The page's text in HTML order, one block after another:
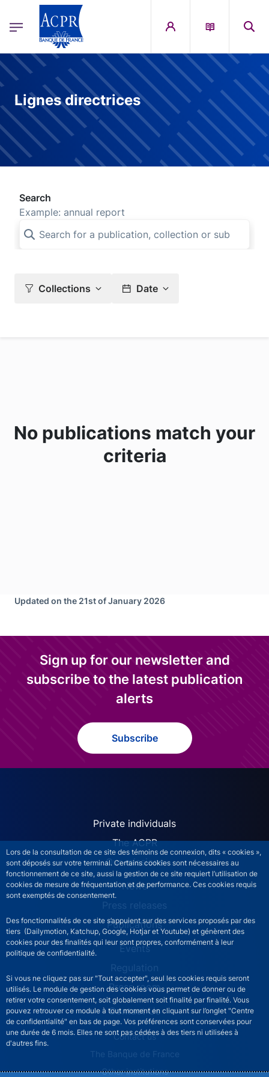
Lors de la consultation de ce site des témoins de connexion, dits « cookies »,
sont déposés sur votre terminal. Certains cookies sont nécessaires au
fonctionnement de ce site, aussi la gestion de ce site requiert l’utilisation de
cookies de mesure de fréquentation et de performance. Ces cookies requis
sont exemptés de consentement.
Des fonctionnalités de ce site s’appuient sur des services proposés par des
tiers (Dailymotion, Katchup, Google, Hotjar et Youtube) et génèrent des
cookies pour des finalités qui leur sont propres, conformément à leur
politique de confidentialité.
Si vous ne cliquez pas sur "Tout accepter", seul les cookies requis seront
utilisés. Le module de gestion des cookies vous permet de donner ou de
retirer votre consentement, soit globalement soit finalité par finalité. Vous
pouvez retrouver ce module à tout moment en cliquant sur l’onglet "Centre
de confidentialité" en bas de page. Vos préférences sont conservées pour
une durée de 6 mois. Elles ne sont pas cédées à des tiers ni utilisées à
d'autres fins.
ACPR Menu Principal (English)
Lignes directrices
Search
Example: annual report
Collections Date
No publications match your
criteria
Updated on the 21st of January 2026
Sign up for our newsletter and
subscribe to the latest publication
alerts
Subscribe
ACPR site navigation
Private individuals
The ACPR
Our missions
News
Press releases
Publications
Events
Regulation
Press room
Contact Us
ACPR footer secondary menu (English)
Contact us
The Banque de France
Other institutions